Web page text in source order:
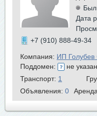
Был
Дата
+7 (910) 888-49-34
Компания: ИП Голубев
Поддомен:
не
Транспорт: 1
Объявления: 0